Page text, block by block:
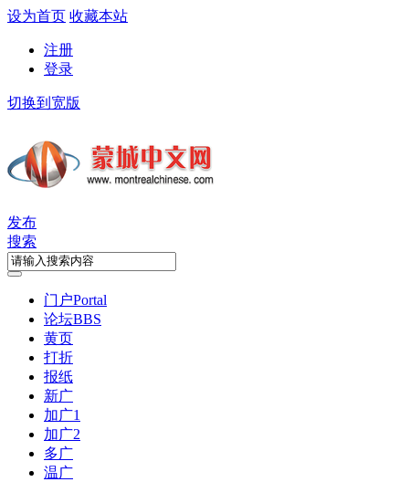
设为首页 收藏本站
注册
登录
切换到宽版
发布
搜索
门户Portal
论坛BBS
黄页
打折
报纸
新广
加广1
加广2
多广
温广